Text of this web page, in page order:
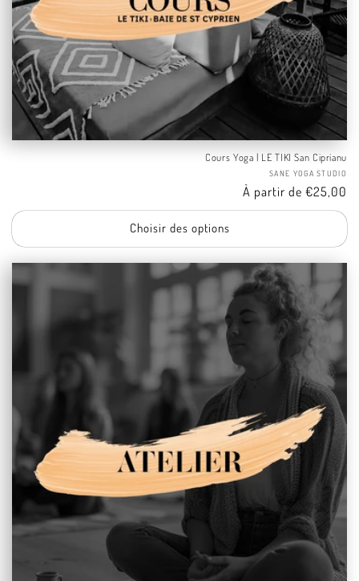
Cours Yoga | LE TIKI San Ciprianu
SANE YOGA STUDIO
Tarif
À partir de €25,00
Choisir des options